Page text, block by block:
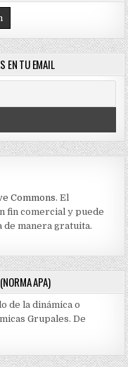
EN TU EMAIL
Commons. El
fin comercial y puede
manera gratuita.
APA)
de la dinámica o
Grupales. De